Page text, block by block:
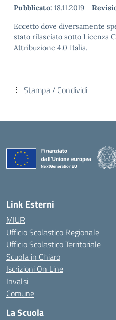
Pubblicato: 18.11.2019 -
Eccetto dove diversamente
stato rilasciato sotto Licenza
Attribuzione 4.0 Italia.
Stampa / Condividi
Link Esterni
MIUR
Ufficio Scolastico Regionale
Ufficio Scolastico Territoriale
Scuola in Chiaro
Iscrizioni On Line
Invalsi
Comune
La Scuola